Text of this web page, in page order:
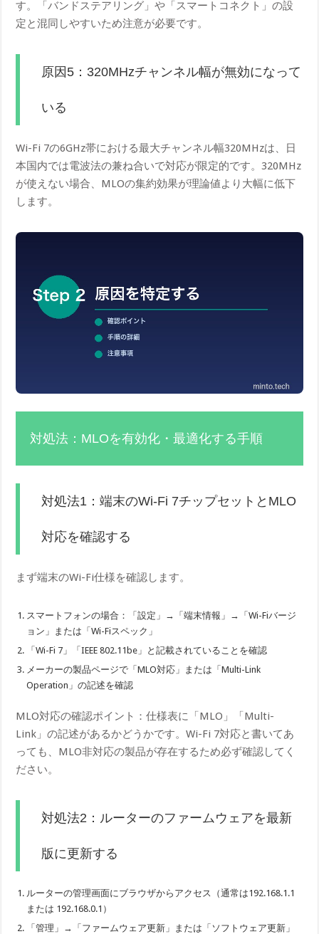
す。「バンドステアリング」や「スマートコネクト」の設
定と混同しやすいため注意が必要です。
原因5：320MHzチャンネル幅が無効になって
いる
Wi-Fi 7の6GHz帯における最大チャンネル幅320MHzは、日
本国内では電波法の兼ね合いで対応が限定的です。320MHz
が使えない場合、MLOの集約効果が理論値より大幅に低下
します。
対処法：MLOを有効化・最適化する手順
対処法1：端末のWi-Fi 7チップセットとMLO
対応を確認する
まず端末のWi-Fi仕様を確認します。
スマートフォンの場合：「設定」→「端末情報」→「Wi-Fiバージ
ョン」または「Wi-Fiスペック」
「Wi-Fi 7」「IEEE 802.11be」と記載されていることを確認
メーカーの製品ページで「MLO対応」または「Multi-Link
Operation」の記述を確認
MLO対応の確認ポイント：仕様表に「MLO」「Multi-
Link」の記述があるかどうかです。Wi-Fi 7対応と書いてあ
っても、MLO非対応の製品が存在するため必ず確認してく
ださい。
対処法2：ルーターのファームウェアを最新
版に更新する
ルーターの管理画面にブラウザからアクセス（通常は192.168.1.1
または 192.168.0.1）
「管理」→「ファームウェア更新」または「ソフトウェア更新」